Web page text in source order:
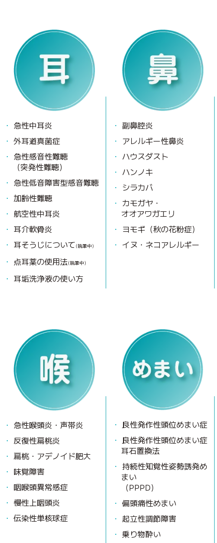
急性中耳炎
外耳道真菌症
急性感音性難聴
（突発性難聴）
急性低音障害型感音難聴
加齢性難聴
航空性中耳炎
耳介軟骨炎
耳そうじについて(執筆中)
点耳薬の使用法(執筆中)
耳垢洗浄液の使い方
副鼻腔炎
アレルギー性鼻炎
ハウスダスト
ハンノキ
シラカバ
カモガヤ・
オオアワガエリ
ヨモギ（秋の花粉症）
イヌ・ネコアレルギー
急性喉頭炎・声帯炎
反復性扁桃炎
扁桃・アデノイド肥大
味覚障害
咽喉頭異常感症
慢性上咽頭炎
伝染性単核球症
良性発作性頭位めまい症
良性発作性頭位めまい症
耳石置換法
持続性知覚性姿勢誘発め
まい
（PPPD）
偏頭痛性めまい
起立性調節障害
乗り物酔い